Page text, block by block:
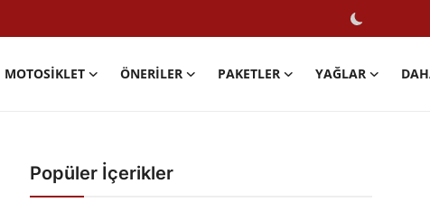
MOTOSIKLET ÖNERILER PAKETLER YAĞLAR
Popüler İçerikler